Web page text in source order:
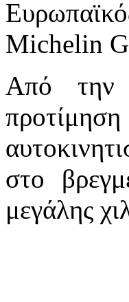
Michelin
Από την
στο
μεγάλης